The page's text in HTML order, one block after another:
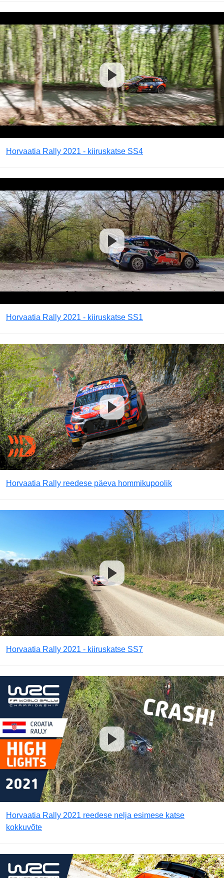
Horvaatia Rally 2021 - kiiruskatse SS4
Horvaatia Rally 2021 - kiiruskatse SS1
Horvaatia Rally reedese päeva hommikupoolik
Horvaatia Rally 2021 - kiiruskatse SS7
Horvaatia Rally 2021 reedese nelja esimese katse
kokkuvõte